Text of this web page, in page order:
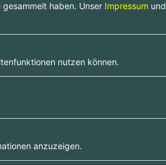
haben. Unser Impressum und
nutzen können.
anzuzeigen.